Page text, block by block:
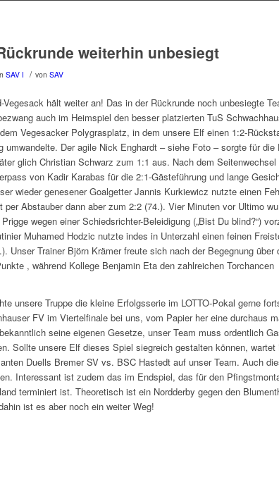
weiterhin unbesiegt
SAV I / von SAV
hält weiter an! Das in der Rückrunde noch unbesiegte
auch im Heimspiel den besser platzierten TuS
Vegesacker Polygrasplatz, in dem unsere Elf einen 1:2-
umwandelte. Der agile Nick Enghardt – siehe Foto – sorgte für die
glich Christian Schwarz zum 1:1 aus. Nach dem Seitenwechsel
von Kadir Karabas für die 2:1-Gästeführung und lange
wieder genesener Goalgetter Jannis Kurkiewicz nutzte einen
per Abstauber dann aber zum 2:2 (74.). Vier Minuten vor Ultimo
wegen einer Schiedsrichter-Beleidigung („Bist Du blind?“)
Muhamed Hodzic nutzte indes in Unterzahl einen feinen
Unser Trainer Björn Krämer freute sich nach der Begegnung über
, während Kollege Benjamin Eta den zahlreichen Torchancen
unsere Truppe die kleine Erfolgsserie im LOTTO-Pokal gerne
FV im Viertelfinale bei uns, vom Papier her eine durchaus
seine eigenen Gesetze, unser Team muss ordentlich
Sollte unsere Elf dieses Spiel siegreich gestalten können, wartet
Duells Bremer SV vs. BSC Hastedt auf unser Team. Auch
Interessant ist zudem das im Endspiel, das für den
terminiert ist. Theoretisch ist ein Nordderby gegen den
ist es aber noch ein weiter Weg!